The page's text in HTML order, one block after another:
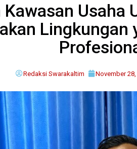
Kawasan Usaha
Lingkungan
Redaksi Swarakaltim November